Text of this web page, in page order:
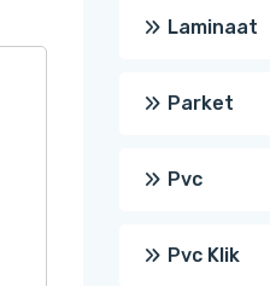
Laminaat
Parket
Pvc
Pvc Klik